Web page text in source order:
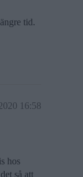
tid.
16:58
hos
så att